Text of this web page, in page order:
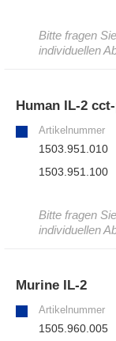
Bitte fragen
individuellen
Human IL-2
Artikelnummer
1503.951.010
1503.951.100
Bitte fragen
individuellen
Murine IL-2
Artikelnummer
1505.960.005